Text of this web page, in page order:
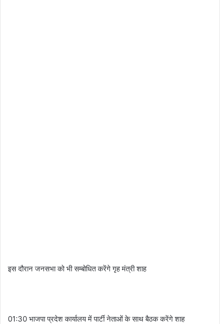
इस दौरान जनसभा को भी सम्बोधित करेंगे गृह मंत्री शाह
01:30 भाजपा प्रदेश कार्यालय में पार्टी नेताओं के साथ बैठक करेंगे शाह